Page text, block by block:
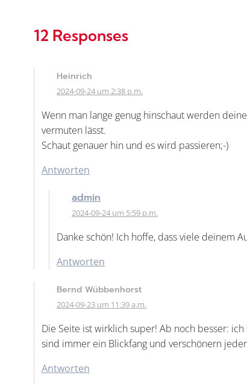
12 Responses
Heinrich
2024-09-24 um 2:38 p.m.
Wenn man lange genug hinschaut werden
vermuten lässt.
Schaut genauer hin und es wird passieren;-)
Antworten
admin
2024-09-24 um 5:59 p.m.
Danke schön! Ich hoffe, dass viele deinem
Antworten
Bernd Wübbenhorst
2024-09-23 um 11:39 a.m.
Die Seite ist wirklich super! Ab noch besser:
sind immer ein Blickfang und verschönern
Antworten